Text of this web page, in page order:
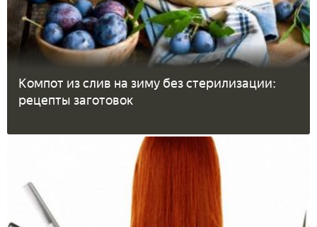
Компот из слив на зиму без стерилизации:
рецепты заготовок